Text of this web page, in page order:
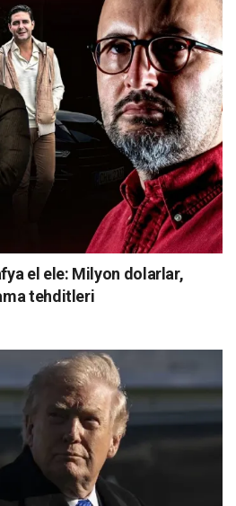
el ele: Milyon dolarlar,
tehditleri